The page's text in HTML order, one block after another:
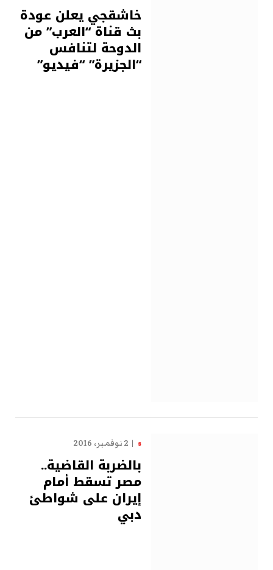
خاشقجي يعلن عودة
بث قناة “العرب” من
الدوحة لتنافس
“الجزيرة” “فيديو”
8 2 نوفمبر، 2016
بالضربة القاضية..
مصر تسقط أمام
إيران على شواطئ
دبي